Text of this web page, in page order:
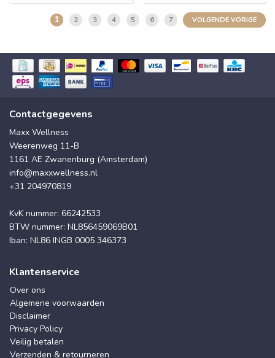
1 2 3 4 5 6 7 VOLGENDE VORIGE
Contactgegevens
Maxx Wellness
Weerenweg 11-B
1161 AE Zwanenburg (Amsterdam)
info@maxxwellness.nl
+31 204970819
KvK nummer: 66242533
BTW nummer: NL856459069B01
Iban: NL86 INGB 0005 346373
Klantenservice
Over ons
Algemene voorwaarden
Disclaimer
Privacy Policy
Veilig betalen
Verzenden & retourneren